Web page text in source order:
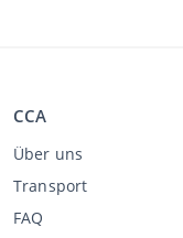
CCA
Über uns
Transport
FAQ